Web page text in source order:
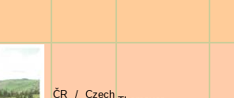
ČR / Czech